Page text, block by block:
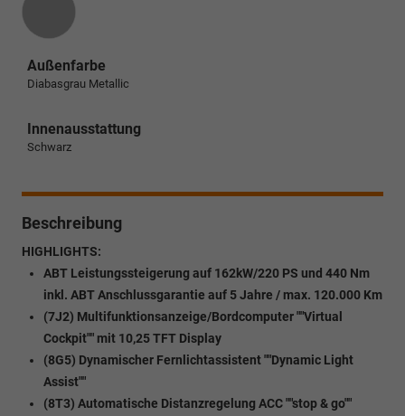
Außenfarbe
Diabasgrau Metallic
Innenausstattung
Schwarz
Beschreibung
HIGHLIGHTS:
ABT Leistungssteigerung auf 162kW/220 PS und 440 Nm
inkl. ABT Anschlussgarantie auf 5 Jahre / max. 120.000 Km
(7J2) Multifunktionsanzeige/Bordcomputer ""Virtual
Cockpit"" mit 10,25 TFT Display
(8G5) Dynamischer Fernlichtassistent ""Dynamic Light
Assist""
(8T3) Automatische Distanzregelung ACC ""stop & go""